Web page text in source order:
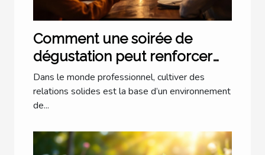
Comment une soirée de
dégustation peut renforcer
les liens professionnels ?
Dans le monde professionnel, cultiver des
relations solides est la base d’un environnement
de...